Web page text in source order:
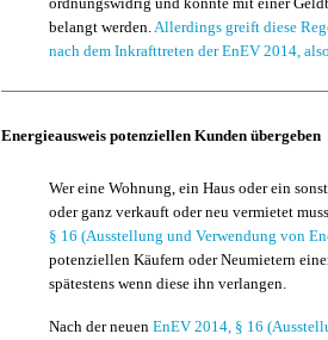
belangt werden. Allerdings greift diese
nach dem Inkrafttreten der EnEV 2014,
Energieausweis potenziellen Kunden übergeben
Wer eine Wohnung, ein Haus oder ein
oder ganz verkauft oder neu vermietet
§ 16 (Ausstellung und Verwendung von
potenziellen Käufern oder Neumietern
spätestens wenn diese ihn verlangen.
Nach der neuen EnEV 2014, § 16